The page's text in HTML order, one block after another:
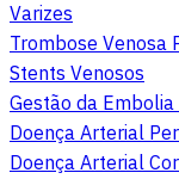
Varizes
Trombose Venosa
Stents Venosos
Gestão da
Doença Arterial
Doença Arterial